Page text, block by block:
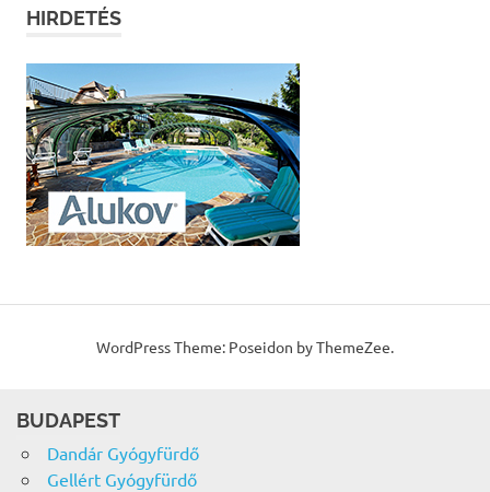
HIRDETÉS
WordPress Theme: Poseidon by ThemeZee.
BUDAPEST
Dandár Gyógyfürdő
Gellért Gyógyfürdő